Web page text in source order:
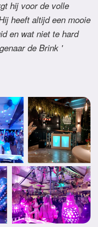
hij voor de volle
heeft altijd een mooie
en wat niet te hard
de Brink '